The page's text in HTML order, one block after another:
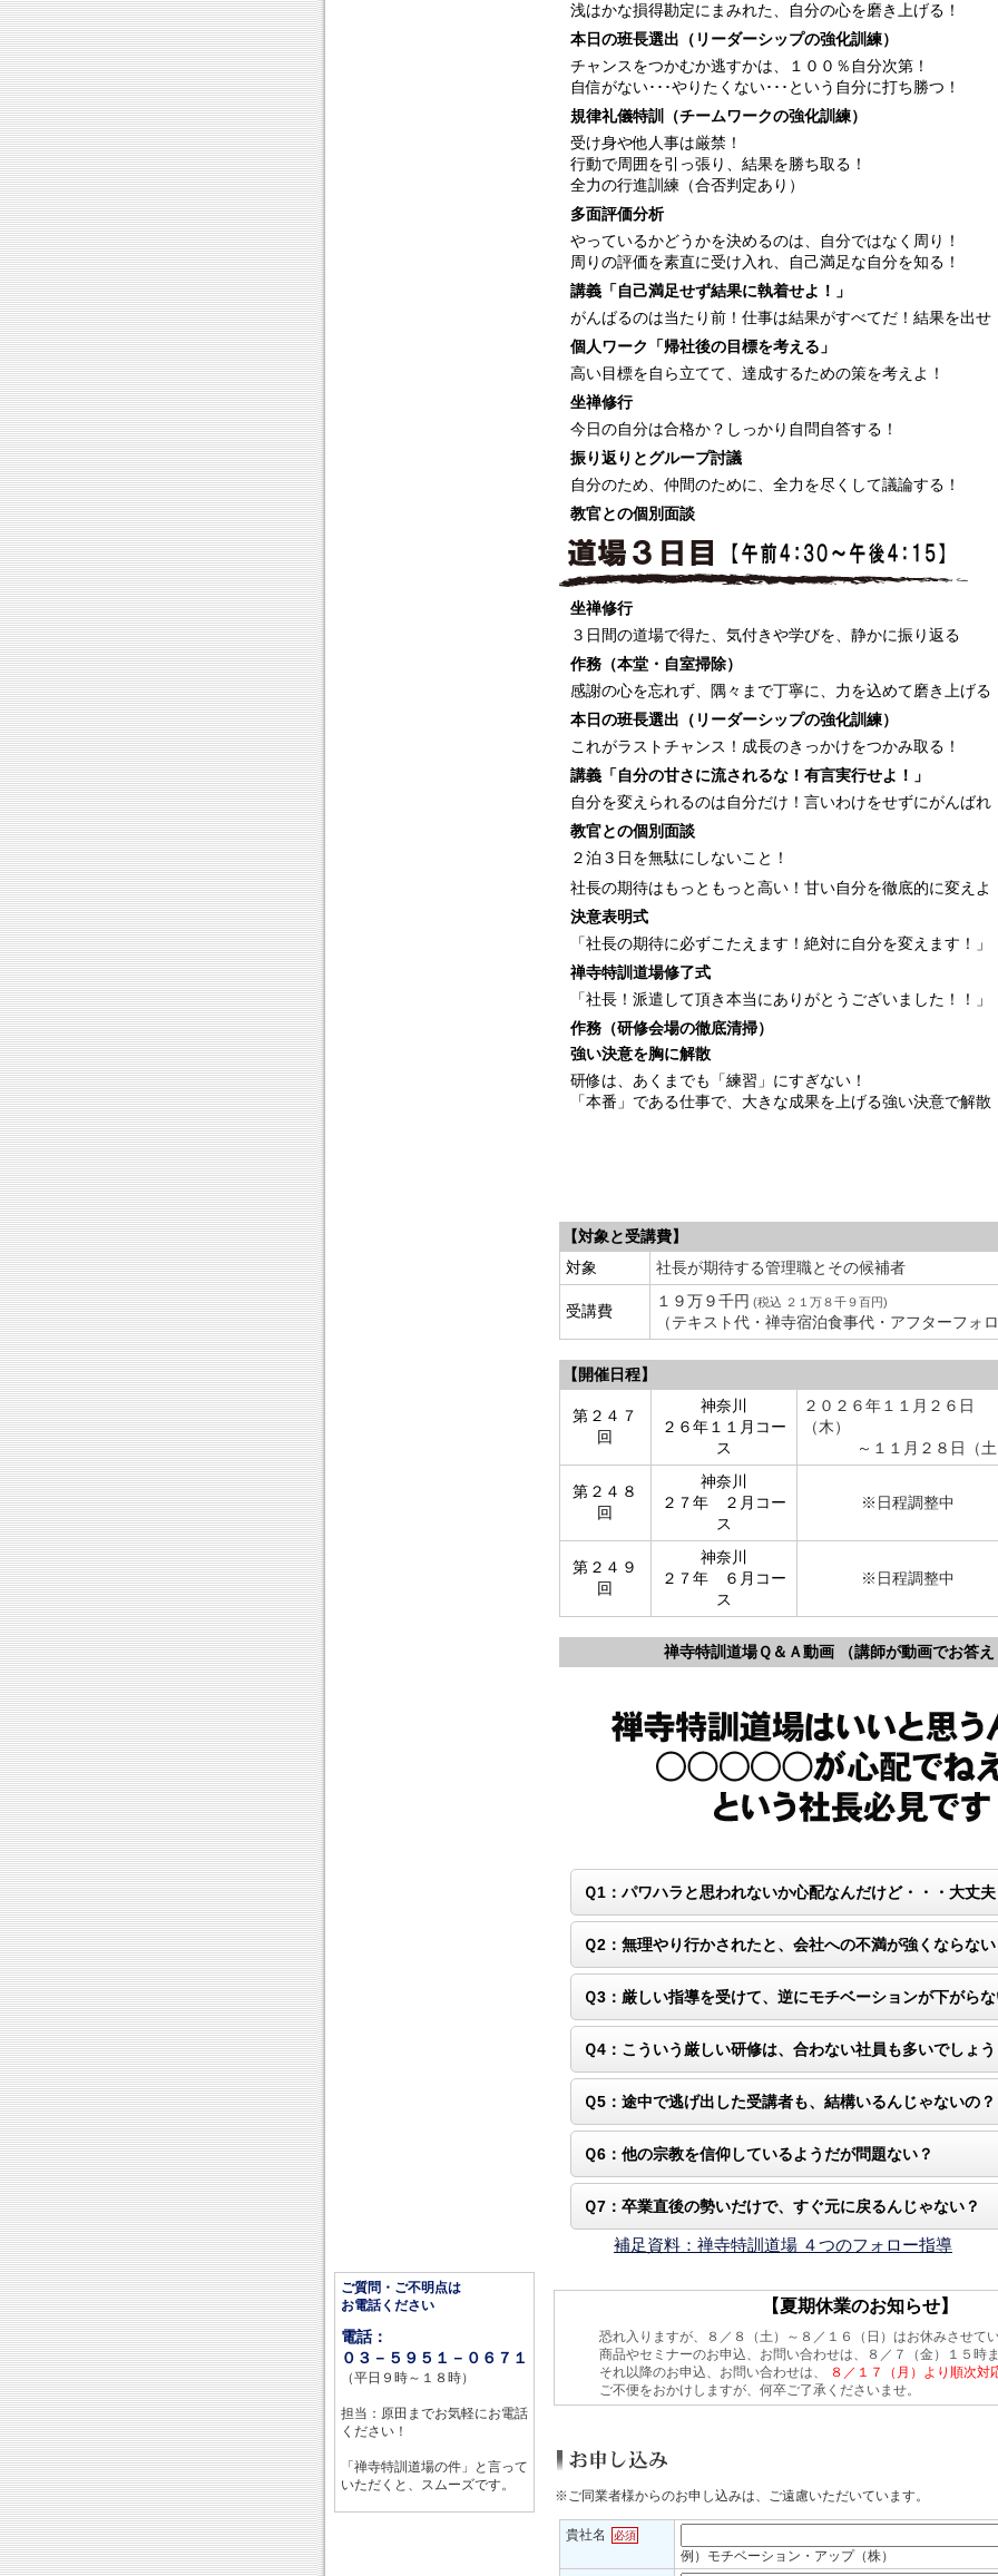
ご質問・ご不明点は
お電話ください
電話：
０３－５９５１－０６７１
（平日９時～１８時）
担当：原田までお気軽にお電話
ください！
「禅寺特訓道場の件」と言って
いただくと、スムーズです。
浅はかな損得勘定にまみれた、自分の心を磨き上げる！
本日の班長選出（リーダーシップの強化訓練）
チャンスをつかむか逃すかは、１００％自分次第！
自信がない･･･やりたくない･･･という自分に打ち勝つ！
規律礼儀特訓（チームワークの強化訓練）
受け身や他人事は厳禁！
行動で周囲を引っ張り、結果を勝ち取る！
全力の行進訓練（合否判定あり）
多面評価分析
やっているかどうかを決めるのは、自分ではなく周り！
周りの評価を素直に受け入れ、自己満足な自分を知る！
講義「自己満足せず結果に執着せよ！」
がんばるのは当たり前！仕事は結果がすべてだ！結果を出せ
個人ワーク「帰社後の目標を考える」
高い目標を自ら立てて、達成するための策を考えよ！
坐禅修行
今日の自分は合格か？しっかり自問自答する！
振り返りとグループ討議
自分のため、仲間のために、全力を尽くして議論する！
教官との個別面談
坐禅修行
３日間の道場で得た、気付きや学びを、静かに振り返る
作務（本堂・自室掃除）
感謝の心を忘れず、隅々まで丁寧に、力を込めて磨き上げる
本日の班長選出（リーダーシップの強化訓練）
これがラストチャンス！成長のきっかけをつかみ取る！
講義「自分の甘さに流されるな！有言実行せよ！」
自分を変えられるのは自分だけ！言いわけをせずにがんばれ
教官との個別面談
２泊３日を無駄にしないこと！
社長の期待はもっともっと高い！甘い自分を徹底的に変えよ
決意表明式
「社長の期待に必ずこたえます！絶対に自分を変えます！」
禅寺特訓道場修了式
「社長！派遣して頂き本当にありがとうございました！！」
作務（研修会場の徹底清掃）
強い決意を胸に解散
研修は、あくまでも「練習」にすぎない！
「本番」である仕事で、大きな成果を上げる強い決意で解散
【対象と受講費】
対象
社長が期待する管理職とその候補者
受講費
１９万９千円 (税込 ２１万８千９百円)
（テキスト代・禅寺宿泊食事代・アフターフォ
【開催日程】
第２４７
回
神奈川
２６年１１月コー
ス
２０２６年１１月２６日
（木）
～１１月２８日（
第２４８
回
神奈川
２７年 ２月コー
ス
※日程調整中
第２４９
回
神奈川
２７年 ６月コー
ス
※日程調整中
禅寺特訓道場Ｑ＆Ａ動画 （講師が動画でお答
Ｑ1：パワハラと思われないか心配なんだけど・・・大丈
Ｑ2：無理やり行かされたと、会社への不満が強くならな
Ｑ3：厳しい指導を受けて、逆にモチベーションが下がら
Ｑ4：こういう厳しい研修は、合わない社員も多いでしょ
Ｑ5：途中で逃げ出した受講者も、結構いるんじゃないの？
Ｑ6：他の宗教を信仰しているようだが問題ない？
Ｑ7：卒業直後の勢いだけで、すぐ元に戻るんじゃない？
補足資料：禅寺特訓道場 ４つのフォロー指導
【夏期休業のお知らせ】
恐れ入りますが、８／８（土）～８／１６（日）はお休みさせて
商品やセミナーのお申込、お問い合わせは、８／７（金）１５時
それ以降のお申込、お問い合わせは、
８／１７（月）より順次対
ご不便をおかけしますが、何卒ご了承くださいませ。
※ご同業者様からのお申し込みは、ご遠慮いただいています。
貴社名 必須
例）モチベーション・アップ（株）